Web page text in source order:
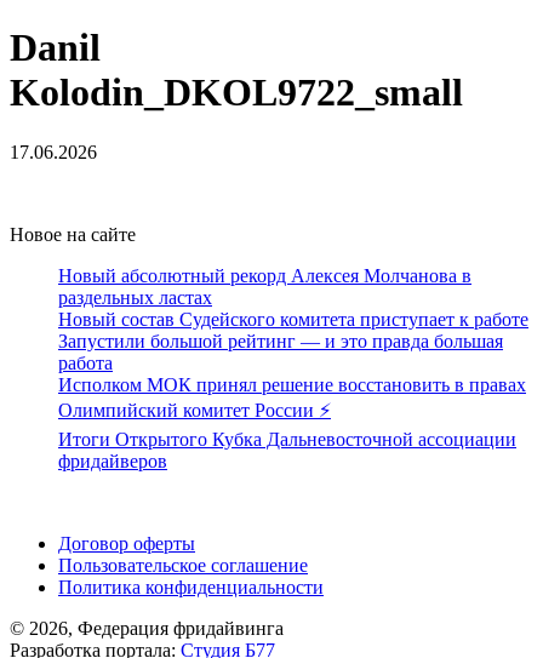
Danil
Kolodin_DKOL9722_small
17.06.2026
Новое на сайте
Новый абсолютный рекорд Алексея Молчанова в
раздельных ластах
Новый состав Судейского комитета приступает к работе
Запустили большой рейтинг — и это правда большая
работа
Исполком МОК принял решение восстановить в правах
Олимпийский комитет России ⚡️
Итоги Открытого Кубка Дальневосточной ассоциации
фридайверов
Договор оферты
Пользовательское соглашение
Политика конфиденциальности
© 2026, Федерация фридайвинга
Разработка портала: Студия Б77